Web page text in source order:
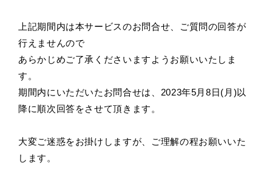
上記期間内は本サービスのお問合せ、ご質問の回答が
行えませんので
あらかじめご了承くださいますようお願いいたしま
す。
期間内にいただいたお問合せは、2023年5月8日(月)以
降に順次回答をさせて頂きます。
大変ご迷惑をお掛けしますが、ご理解の程お願いいた
します。